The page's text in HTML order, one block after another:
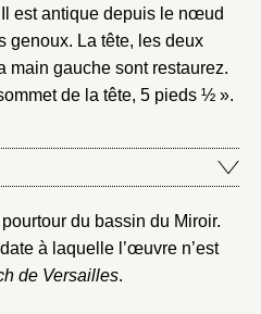
est antique depuis le nœud
genoux. La tête, les deux
main gauche sont restaurez.
de la tête, 5 pieds ½ ».
du bassin du Miroir.
à laquelle l’œuvre n’est
de Versailles.
Créer un compte